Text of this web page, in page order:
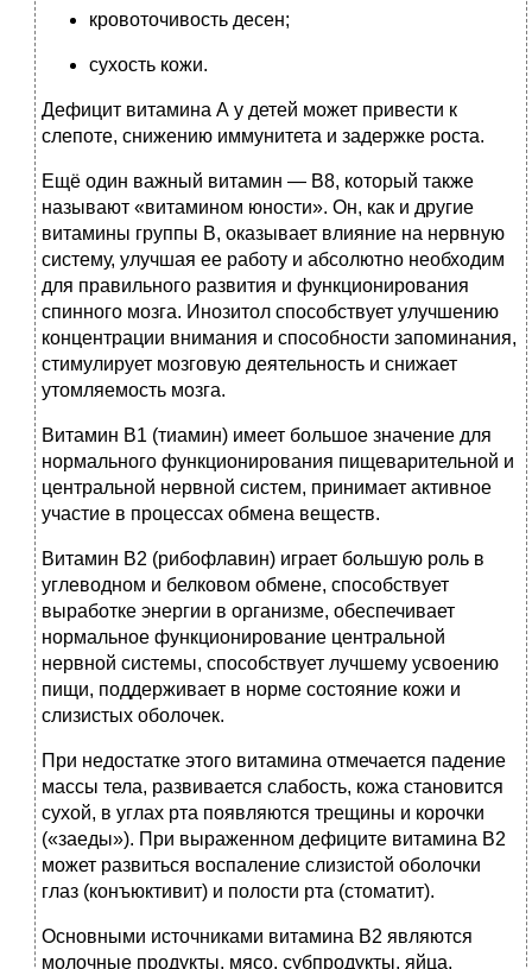
кровоточивость десен;
сухость кожи.
Дефицит витамина А у детей может привести к
слепоте, снижению иммунитета и задержке роста.
Ещё один важный витамин — В8, который также
называют «витамином юности». Он, как и другие
витамины группы В, оказывает влияние на нервную
систему, улучшая ее работу и абсолютно необходим
для правильного развития и функционирования
спинного мозга. Инозитол способствует улучшению
концентрации внимания и способности запоминания,
стимулирует мозговую деятельность и снижает
утомляемость мозга.
Витамин В1 (тиамин) имеет большое значение для
нормального функционирования пищеварительной и
центральной нервной систем, принимает активное
участие в процессах обмена веществ.
Витамин В2 (рибофлавин) играет большую роль в
углеводном и белковом обмене, способствует
выработке энергии в организме, обеспечивает
нормальное функционирование центральной
нервной системы, способствует лучшему усвоению
пищи, поддерживает в норме состояние кожи и
слизистых оболочек.
При недостатке этого витамина отмечается падение
массы тела, развивается слабость, кожа становится
сухой, в углах рта появляются трещины и корочки
(«заеды»). При выраженном дефиците витамина В2
может развиться воспаление слизистой оболочки
глаз (конъюктивит) и полости рта (стоматит).
Основными источниками витамина В2 являются
молочные продукты, мясо, субпродукты, яйца,